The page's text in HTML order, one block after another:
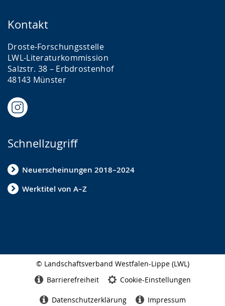
Kontakt
Droste-Forschungsstelle
LWL-Literaturkommission
Salzstr. 38 – Erbdrostenhof
48143 Münster
Schnellzugriff
Neuerscheinungen 2018–2024
Werktitel von A–Z
© Landschaftsverband Westfalen-Lippe (LWL)
Barrierefreiheit Cookie-Einstellungen
Datenschutzerklärung Impressum